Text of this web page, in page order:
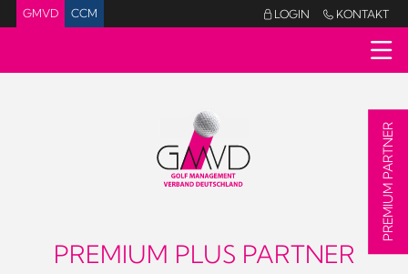
GMVD CCM LOGIN  KONTAKT
PREMIUM PLUS PARTNER
PREMIUM PARTNER